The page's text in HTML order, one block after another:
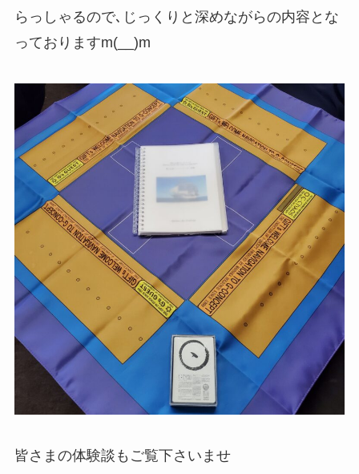
らっしゃるので､じっくりと深めながらの内容とな
っておりますm(__)m
皆さまの体験談もご覧下さいませ